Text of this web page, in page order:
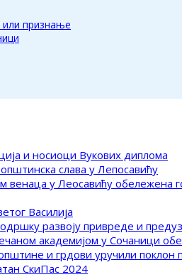
или признање
и носиоци Вукових диплома
слава у Лепосавићу
венаца у Леосавићу обележена
Василија
развоју привреде и
академијом у Сочаници
и грдови уручили
СкиПас 2024